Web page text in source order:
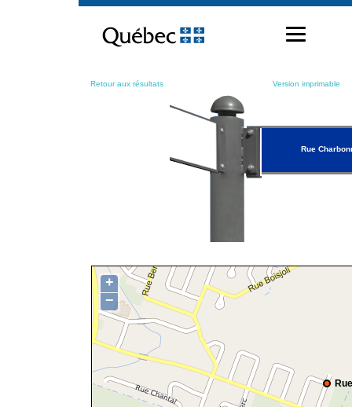
contenu
Retour aux résultats Version imprimable
Rue
+
−